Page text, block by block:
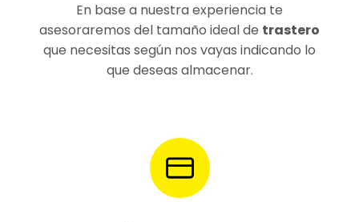
En base a nuestra experiencia te
asesoraremos del tamaño ideal de trastero
que necesitas según nos vayas indicando lo
que deseas almacenar.